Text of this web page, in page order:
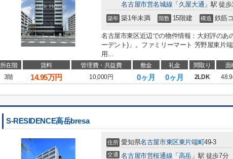
名古屋市営名城線 「 久屋大通 」駅 徒歩
築年 築1年未満 階数 15階建 構造 鉄筋
名古屋市東区近辺での物件情報：大好評のあ
ーデント)」。ファミリーマート 芳野屋東片
用...
所在階 賃料 管理費・共益費 敷金 礼金 間取り 面
3階
14.95万円 10,000円 0ヶ月 0ヶ月 2LDK
S-RESIDENCE高岳bresa
住所 愛知県名古屋市東区東片端町49-3
交通 名古屋市営桜通線 「 高岳 」駅 徒歩7分